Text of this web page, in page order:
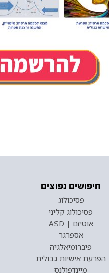
חיפושים נפוצים
פסיכולוג
פסיכולוג קליני
אוטיזם | ASD
אספרגר
פיברומיאלגיה
הפרעת אישיות גבולית
מיינדפולנס